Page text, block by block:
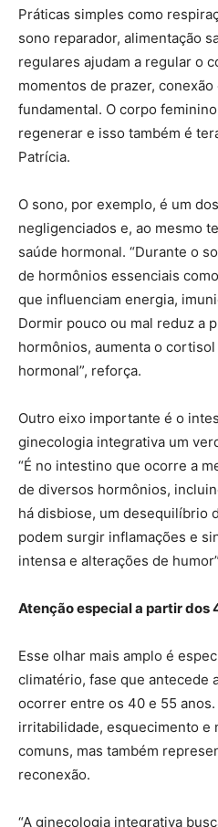
Práticas simples como
sono reparador, alimentação
regulares ajudam a regular o
momentos de prazer,
fundamental. O corpo
regenerar e isso também é
Patrícia.
O sono, por exemplo, é um
negligenciados e, ao mesmo
saúde hormonal. “Durante o
de hormônios essenciais
que influenciam energia,
Dormir pouco ou mal reduz a
hormônios, aumenta o
hormonal”, reforça.
Outro eixo importante é o
ginecologia integrativa um
“É no intestino que ocorre a
de diversos hormônios,
há disbiose, um desequilíbrio
podem surgir inflamações e
intensa e alterações de
Atenção especial a partir dos
Esse olhar mais amplo é
climatério, fase que antecede
ocorrer entre os 40 e 55 anos.
irritabilidade, esquecimento e
comuns, mas também
reconexão.
“A ginecologia integrativa